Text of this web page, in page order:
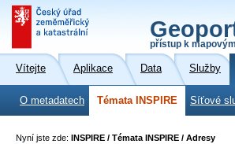
přístup k
Vítejte Aplikace Data Služby
O metadatech Témata INSPIRE Síťové
Nyní jste zde: INSPIRE / Témata INSPIRE / Adresy